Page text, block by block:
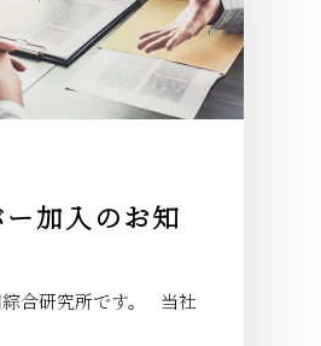
加入のお知
合研究所です。 当社